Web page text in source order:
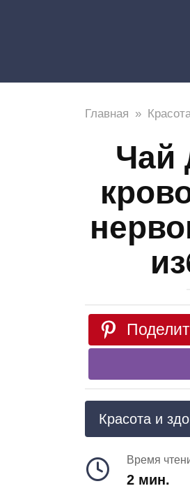
Главная »
Чай
Красота и
Время
2 мин.